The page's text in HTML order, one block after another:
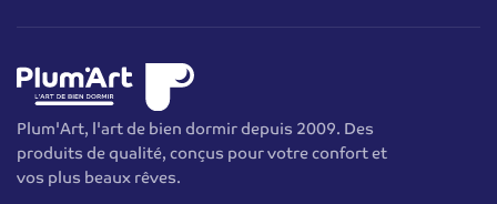
Plum'Art, l'art de bien dormir depuis 2009. Des
produits de qualité, conçus pour votre confort et
vos plus beaux rêves.